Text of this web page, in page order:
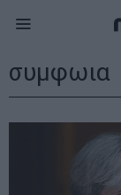
συμφωια